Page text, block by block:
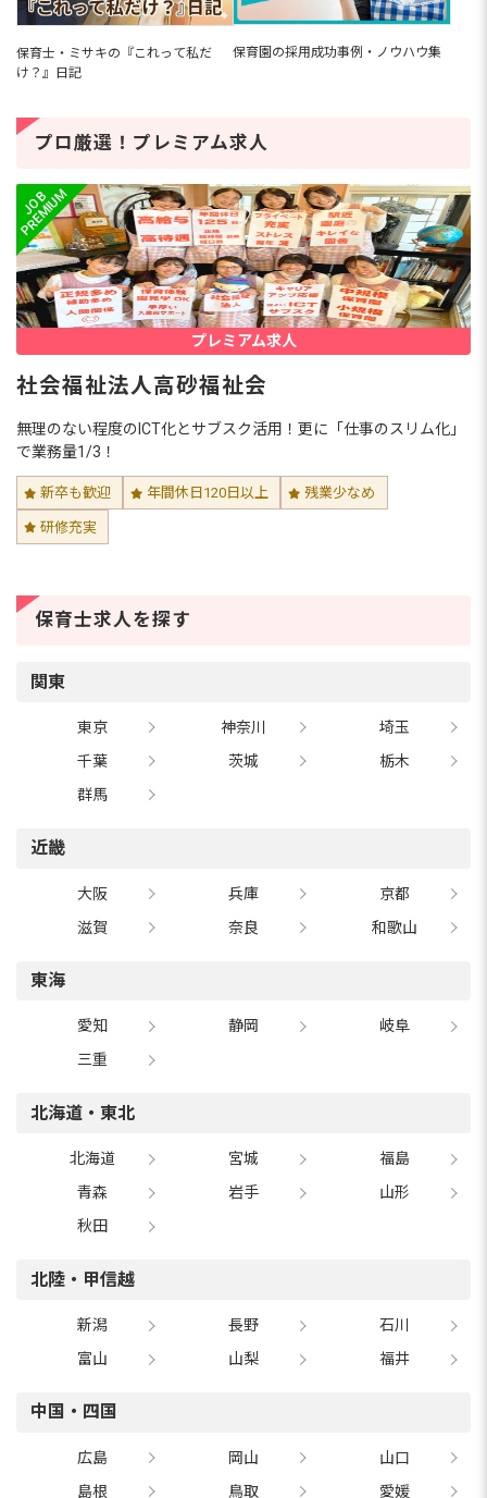
保育士・ミサキの『これって私だ
け？』日記
保育園の採用成功事例・ノウハウ集
プロ厳選！プレミアム求人
社会福祉法人高砂福祉会
新卒も歓迎 年間休日120日以上 残業少なめ
研修充実
無理のない程度のICT化とサブスク活用！更に「仕事のスリム化」
で業務量1/3！
プレミアム求人
保育士求人を探す
関東
東京 神奈川
埼玉
千葉
茨城
栃木
群馬
近畿
大阪 兵庫
京都
滋賀
奈良 和歌山
東海
愛知 静岡
岐阜
三重
北海道・東北
北海道 宮城
福島
青森
岩手
山形
秋田
北陸・甲信越
新潟 長野
石川
富山
山梨 福井
中国・四国
広島 岡山
山口
島根
鳥取 愛媛